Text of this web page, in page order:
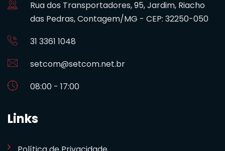
Rua dos Transportadores, 95, Jardim, Riacho
das Pedras, Contagem/MG - CEP: 32250-050
31 3361 1048
setcom@setcom.net.br
08:00 - 17:00
Links